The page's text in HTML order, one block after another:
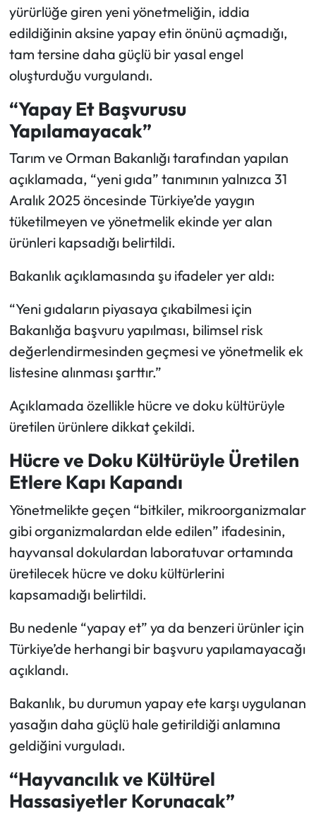
yürürlüğe giren yeni yönetmeliğin, iddia
edildiğinin aksine yapay etin önünü açmadığı,
tam tersine daha güçlü bir yasal engel
oluşturduğu vurgulandı.
“Yapay Et Başvurusu
Yapılamayacak”
Tarım ve Orman Bakanlığı tarafından yapılan
açıklamada, “yeni gıda” tanımının yalnızca 31
Aralık 2025 öncesinde Türkiye’de yaygın
tüketilmeyen ve yönetmelik ekinde yer alan
ürünleri kapsadığı belirtildi.
Bakanlık açıklamasında şu ifadeler yer aldı:
“Yeni gıdaların piyasaya çıkabilmesi için
Bakanlığa başvuru yapılması, bilimsel risk
değerlendirmesinden geçmesi ve yönetmelik ek
listesine alınması şarttır.”
Açıklamada özellikle hücre ve doku kültürüyle
üretilen ürünlere dikkat çekildi.
Hücre ve Doku Kültürüyle Üretilen
Etlere Kapı Kapandı
Yönetmelikte geçen “bitkiler, mikroorganizmalar
gibi organizmalardan elde edilen” ifadesinin,
hayvansal dokulardan laboratuvar ortamında
üretilecek hücre ve doku kültürlerini
kapsamadığı belirtildi.
Bu nedenle “yapay et” ya da benzeri ürünler için
Türkiye’de herhangi bir başvuru yapılamayacağı
açıklandı.
Bakanlık, bu durumun yapay ete karşı uygulanan
yasağın daha güçlü hale getirildiği anlamına
geldiğini vurguladı.
“Hayvancılık ve Kültürel
Hassasiyetler Korunacak”
Turizm
Teknoloji